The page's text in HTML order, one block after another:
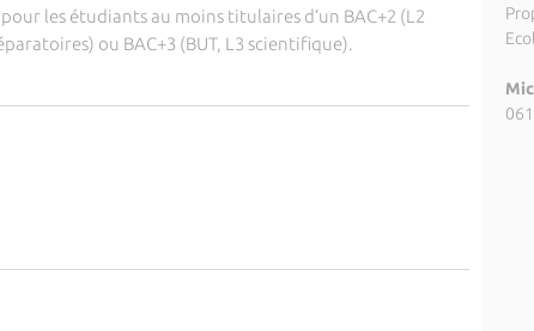
les étudiants au moins titulaires d’un BAC+2 (L2
ou BAC+3 (BUT, L3 scientifique).